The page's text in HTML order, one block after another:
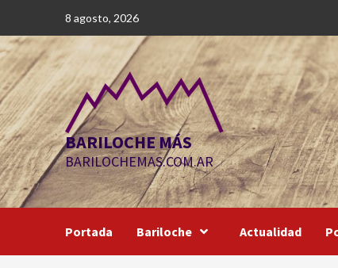
contenido
8 agosto, 2026
BARILOCHE MÁS
BARILOCHEMAS.COM.AR
Portada Bariloche Actualidad